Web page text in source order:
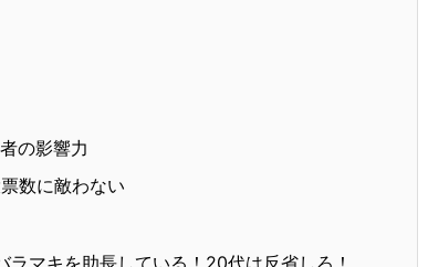
の影響力
数に敵わない
マキを助長している！20代は反省しろ！